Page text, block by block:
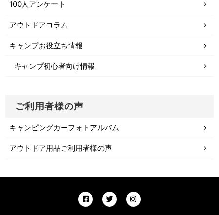
100人アンケート
アウトドアコラム
キャンプお役立ち情報
キャンプ初心者向け情報
ご利用者様の声
キャンピングカーフォトアルバム
アウトドア用品ご利用者様の声